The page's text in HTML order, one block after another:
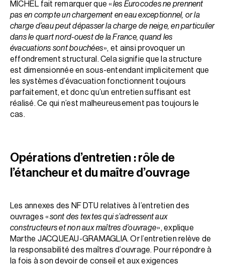
MICHEL fait remarquer que «les Eurocodes ne prennent
pas en compte un chargement en eau exceptionnel, or la
charge d’eau peut dépasser la charge de neige, en particulier
dans le quart nord-ouest de la France, quand les
évacuations sont bouchées», et ainsi provoquer un
effondrement structural. Cela signifie que la structure
est dimensionnée en sous-entendant implicitement que
les systèmes d’évacuation fonctionnent toujours
parfaitement, et donc qu’un entretien suffisant est
réalisé. Ce qui n’est malheureusement pas toujours le
cas.
Opérations d’entretien : rôle de
l’étancheur et du maître d’ouvrage
Les annexes des NF DTU relatives à l’entretien des
ouvrages «sont des textes qui s’adressent aux
constructeurs et non aux maîtres d’ouvrage», explique
Marthe JACQUEAU-GRAMAGLIA. Or l’entretien relève de
la responsabilité des maîtres d’ouvrage. Pour répondre à
la fois à son devoir de conseil et aux exigences